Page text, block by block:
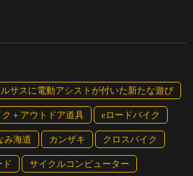
サスに電動アシストが付いた新たな遊び
ク＋アウトドア道具 eロードバイク
み海道 カンザキ クロスバイク
ド サイクルコンピューター